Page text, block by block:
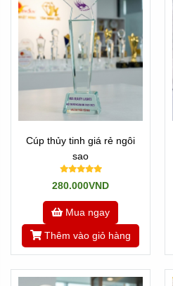
Cúp thủy tinh giá rẻ ngôi
sao
280.000VND
Mua ngay
Thêm vào giỏ hàng